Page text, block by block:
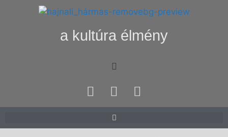
a kultúra élmény